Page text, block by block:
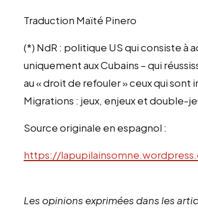
Traduction Maïté Pinero
(*) NdR : politique US qui consiste à
uniquement aux Cubains – qui
au « droit de refouler » ceux qui
Migrations : jeux, enjeux et double-
Source originale en espagnol :
https://
Les opinions exprimées dans les